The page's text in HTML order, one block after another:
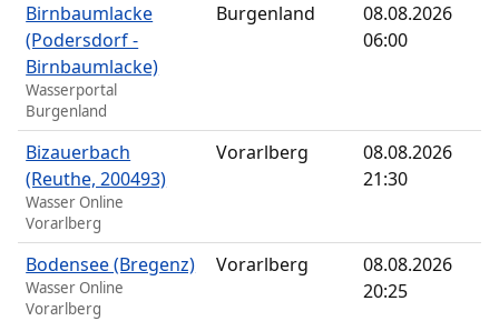
Birnbaumlacke
(Podersdorf -
Birnbaumlacke)
Wasserportal
Burgenland
Burgenland
08.08.2026
06:00
Bizauerbach
(Reuthe, 200493)
Wasser Online
Vorarlberg
Vorarlberg
08.08.2026
21:30
Bodensee (Bregenz)
Wasser Online
Vorarlberg
Vorarlberg
08.08.2026
20:25